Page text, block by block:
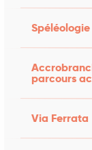
Spéléologie
parcours
Via Ferrata
de